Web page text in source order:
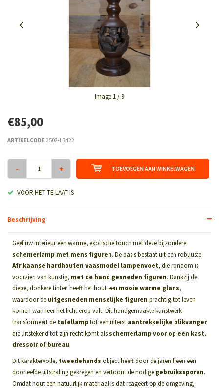
Image 1/ 9
€85,00
ARTIKELCODE 2502-L3422
- + TOEVOEGEN AAN WINKELWAGEN
VOOR HET TE LAAT IS
Beschrijving
Geef uw interieur een warme, exotische touch met deze bijzondere
schemerlamp met mens figuren. De basis bestaat uit een robuuste
Afrikaanse hardhouten vaasmodel lampenvoet, die rondom is
voorzien van kunstig, met de hand gesneden figuren. Dankzij de
diepe, donkere tinten heeft het hout een mooie warme glans,
waardoor de uitgesneden menselijke figuren prachtig tot leven
komen wanneer het licht erop valt. Dit handgemaakte kunstwerk
transformeert de tafellamp tot een uiterst aantrekkelijke blikvanger
die uitstekend tot zijn recht komt alsschemerlamp voor op een kast,
dressoir of bureau.
Dit karaktervolle, tweedehands object heeft door de jaren heen een
doorleefde uitstraling gekregen en vertoont de nodige gebruikssporen.
Omdat hout een natuurlijk materiaal is dat reageert op de omgeving,